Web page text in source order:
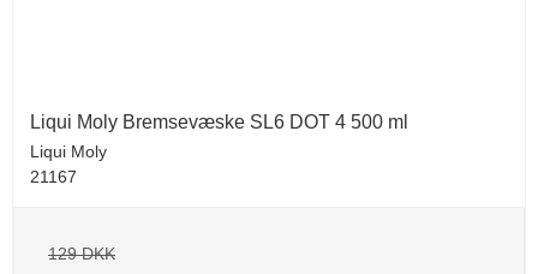
Liqui Moly Bremsevæske SL6 DOT 4 500 ml
Liqui Moly
21167
129 DKK